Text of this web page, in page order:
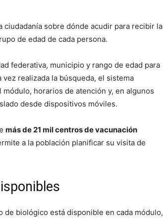
ciudadanía sobre dónde acudir para recibir la
de edad de cada persona.
federativa, municipio y rango de edad para
realizada la búsqueda, el sistema
horarios de atención y, en algunos
desde dispositivos móviles.
más de 21 mil centros de vacunación
a la población planificar su visita de
biológico está disponible en cada módulo,